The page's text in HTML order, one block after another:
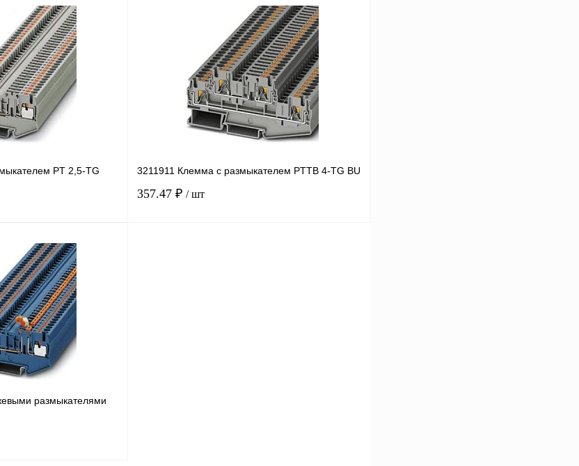
В корзину
Сравнение
Под заказ
В корзину
Сравнение
В избранное Под заказ
PT 2,5-TG
В корзину
Сравнение
наличии
3211911 Клемма с размыкателем PTTB 4-TG BU
357.47 ₽ / шт
размыкателями